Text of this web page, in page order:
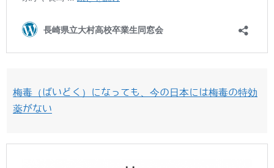
梅毒（ばいどく）になっても、今の日本には梅毒の特効
薬がない